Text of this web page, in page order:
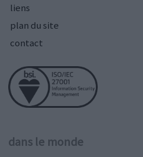
liens
plan du site
contact
dans le monde